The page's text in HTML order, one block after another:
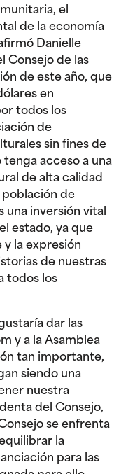
el
de la economía
Danielle
Consejo de las
de este año, que
en
todos los
de
sin fines de
acceso a una
de alta calidad
población de
una inversión vital
estado, ya que
la expresión
de nuestras
todos los
dar las
y a la Asamblea
tan importante,
siendo una
nuestra
del Consejo,
se enfrenta
la
para las